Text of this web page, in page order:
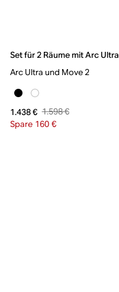
Set für 2 Räume mit Arc Ultra
Arc Ultra und Move 2
1.438 € 1.598 €
Spare 160 €